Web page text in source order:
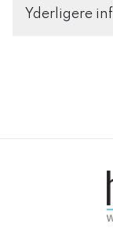
Yderligere